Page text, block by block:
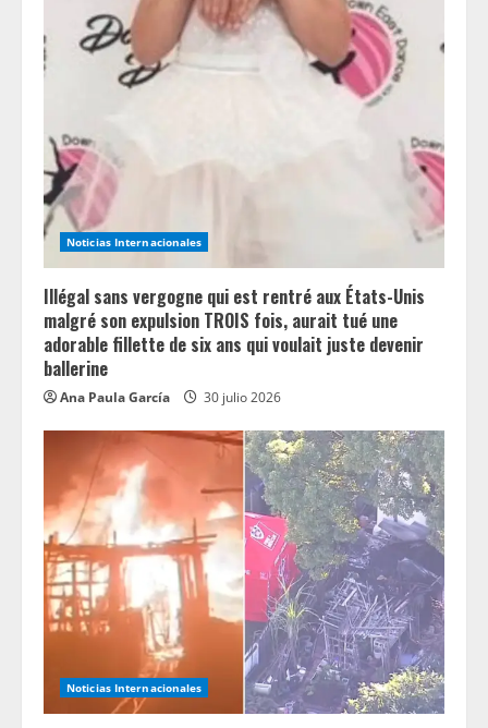
e
d
i
n
g
Noticias Internacionales
Illégal sans vergogne qui est rentré aux États-Unis
malgré son expulsion TROIS fois, aurait tué une
adorable fillette de six ans qui voulait juste devenir
ballerine
Ana Paula García 30 julio 2026
Noticias Internacionales